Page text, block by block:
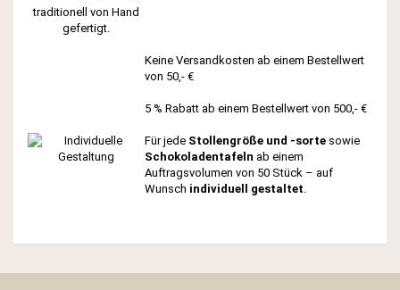
Keine Versandkosten ab einem Bestellwert
von 50,- €
5 % Rabatt ab einem Bestellwert von 500,- €
Für jede Stollengröße und -sorte sowie
Schokoladentafeln ab einem
Auftragsvolumen von 50 Stück – auf
Wunsch individuell gestaltet